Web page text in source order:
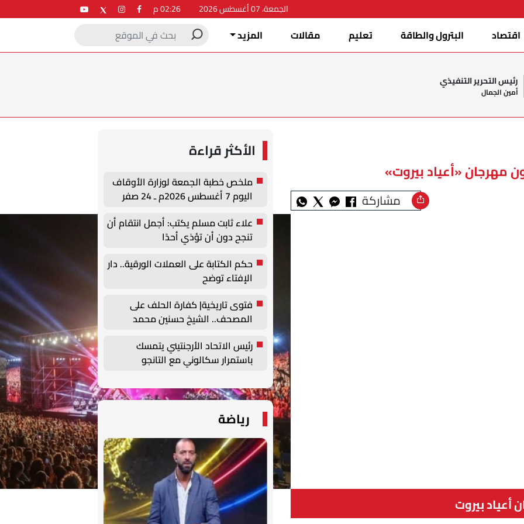
الجمعة، 07 أغسطس 2026
اقتصاد البترول والطاقة تعليم مقالات المزيد
رئيس التحرير التنفيذي
أمين الجمال
مهرجان «أعياد بيروت»
مشاركة
أعياد بيروت
الأكثر قراءة
ملخص خطبة الجمعة لوزارة الأوقاف
اليوم 7 أغسطس 2026م ـ 24 صفر
علاء ثابت مسلم يكتب: أجمل انتقام أن
تنجح دون أن تؤذي أحدًا
حكم الكتابة على العملات الورقية.. دار
الإفتاء توضح
فتوى تاريخية| كفارة الحلف على
المصحف.. الشيخ حسنين محمد
رئيس الاتحاد الأرجنتيني يتمسك
باستمرار سكالوني مع التانجو
رياضة